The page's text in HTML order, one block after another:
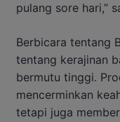
pulang sore hari,”
Berbicara tentang
tentang kerajinan
bermutu tinggi.
mencerminkan
tetapi juga